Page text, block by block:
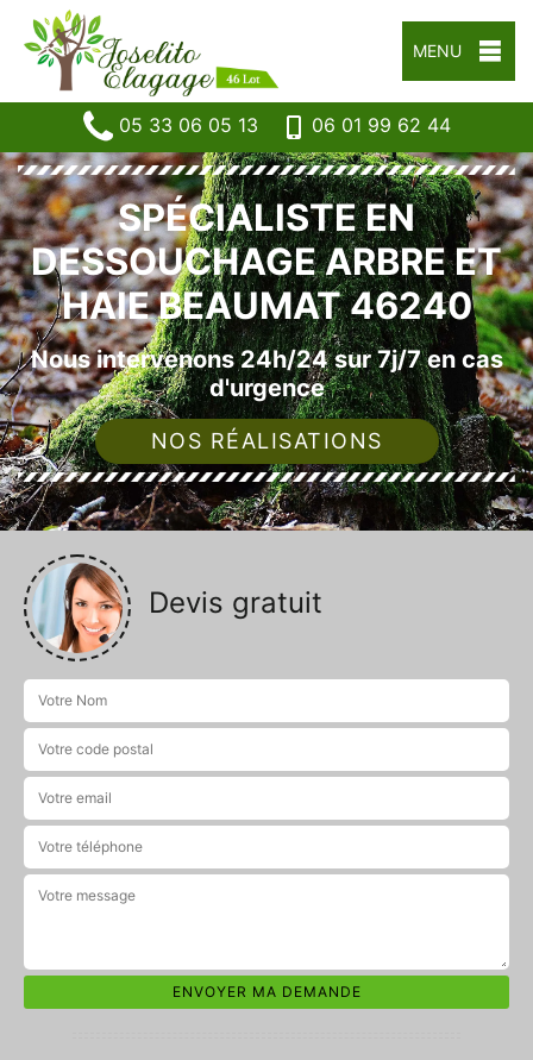
MENU
05 33 06 05 13 06 01 99 62 44
SPÉCIALISTE EN
DESSOUCHAGE ARBRE ET
HAIE BEAUMAT 46240
Nous intervenons 24h/24 sur 7j/7 en cas
d'urgence
NOS RÉALISATIONS
Devis gratuit